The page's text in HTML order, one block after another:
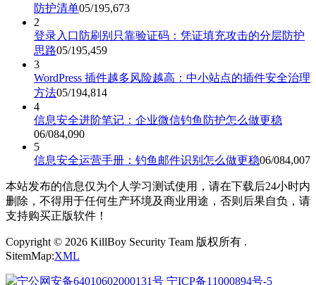
防护清单05/195,673
2
登录入口防刷别只靠验证码：凭证填充攻击的分层防护
思路05/195,459
3
WordPress 插件越多风险越高：中小站点的插件安全治理
方法05/194,814
4
信息安全进阶笔记：企业微信钓鱼防护怎么做更稳
06/084,090
5
信息安全运营手册：钓鱼邮件识别怎么做更稳06/084,007
本站发布的信息仅为个人学习测试使用，请在下载后24小时内
删除，不得用于任何生产环境及商业用途，否则后果自负，请
支持购买正版软件！
Copyright © 2026 KillBoy Security Team 版权所有 .
SitemMap:XML
宁公网安备64010602000131号 宁ICP备11000894号-5